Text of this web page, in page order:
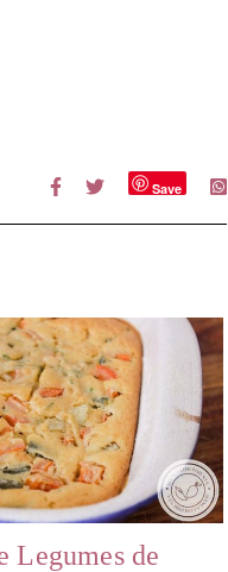
Save
Legumes de